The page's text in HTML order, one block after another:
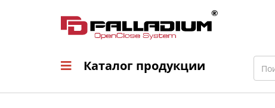
Каталог продукции
Каталог продукции Search